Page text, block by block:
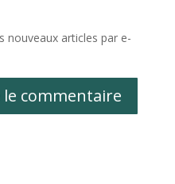
nouveaux articles par e-
commentaire